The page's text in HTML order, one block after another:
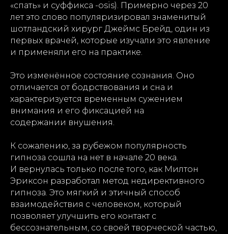
«спать» и суффикса -osis). Примерно через 20
лет это слово популяризировал знаменитый
шотландский хирург Джеймс Брейд, один из
первых врачей, которые изучали это явление
и применяли его на практике.
Это изменённое состояние сознания. Оно
отличается от бодрствования и сна и
характеризуется временным сужением
внимания и его фиксацией на
содержании внушения.
К сожалению, за рубежом популярность
гипноза сошла на нет в начале 20 века.
И вернулась только после того, как Милтон
Эриксон разработал метод недирективного
гипноза. Это мягкий и этичный способ
взаимодействия с человеком, который
позволяет улучшить его контакт с
бессознательным, со своей творческой частью,